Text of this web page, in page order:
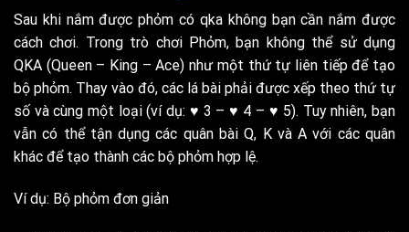
Sau khi nắm được phỏm có qka không bạn cần nắm được
cách chơi. Trong trò chơi Phỏm, bạn không thể sử dụng
QKA (Queen – King – Ace) như một thứ tự liên tiếp để tạo
bộ phỏm. Thay vào đó, các lá bài phải được xếp theo thứ tự
số và cùng một loại (ví dụ: ♥ 3 – ♥ 4 – ♥ 5). Tuy nhiên, bạn
vẫn có thể tận dụng các quân bài Q, K và A với các quân
khác để tạo thành các bộ phỏm hợp lệ.
Ví dụ: Bộ phỏm đơn giản